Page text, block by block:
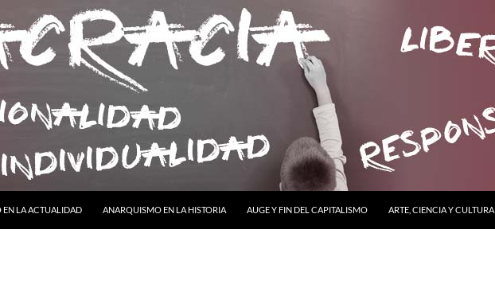
LA ACTUALIDAD
ANARQUISMO EN LA HISTORIA AUGE Y FIN DEL CAPITALISMO ARTE, CIENCIA Y CULTURA